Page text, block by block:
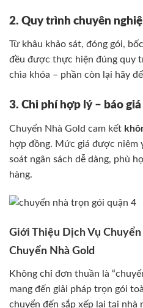
2. Quy trình chuyên
Từ khâu khảo sát, đóng gói,
đều được thực hiện đúng quy
chìa khóa – phần còn lại hãy
3. Chi phí hợp lý – báo
Chuyển Nhà Gold cam kết
hợp đồng. Mức giá được niêm
soát ngân sách dễ dàng, phù
hàng.
Giới Thiệu Dịch Vụ Chuyển
Chuyển Nhà Gold
Không chỉ đơn thuần là
mang đến giải pháp trọn gói
chuyển đến sắp xếp lại tại nhà